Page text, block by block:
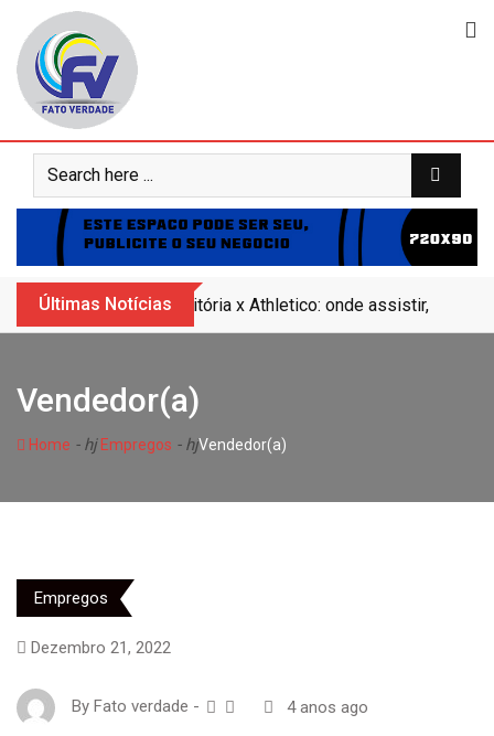
content
Últimas Notícias Vitória x Athletico: onde assistir,
Vendedor(a)
Home - hjEmpregos - hjVendedor(a)
Empregos
Dezembro 21, 2022
By Fato verdade - 4 anos ago